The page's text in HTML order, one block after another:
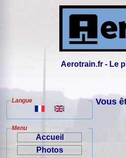
Aerotrain.fr - Le
Langue
Menu
Accueil
Photos
Vous